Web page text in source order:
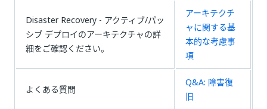
Disaster Recovery - アクティブ/パッ
シブ デプロイのアーキテクチャの詳
細をご確認ください。
アーキテクチ
ャに関する基
本的な考慮事
項
よくある質問
Q&A: 障害復
旧